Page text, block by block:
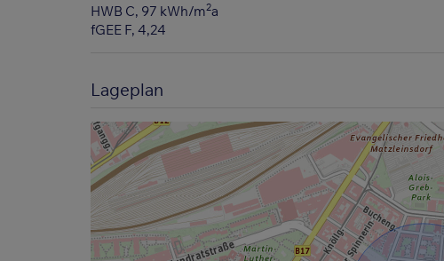
HWB C, 97 kWh/m2a
fGEE F, 4,24
Lageplan